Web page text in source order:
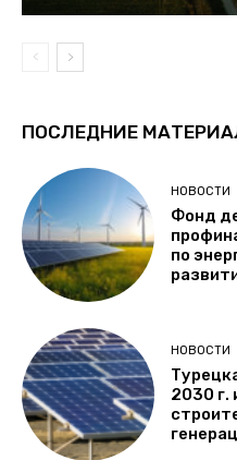
ПОСЛЕДНИЕ
НОВОСТИ
Фонд
по
НОВОСТИ
2030 г.